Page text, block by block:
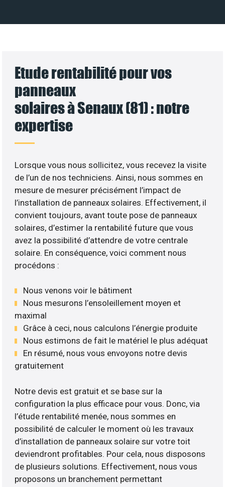
Etude rentabilité pour vos
panneaux
solaires à Senaux (81) : notre
expertise
Lorsque vous nous sollicitez, vous recevez la visite
de l’un de nos techniciens. Ainsi, nous sommes en
mesure de mesurer précisément l’impact de
l’installation de panneaux solaires. Effectivement, il
convient toujours, avant toute pose de panneaux
solaires, d’estimer la rentabilité future que vous
avez la possibilité d’attendre de votre centrale
solaire. En conséquence, voici comment nous
procédons :
Nous venons voir le bâtiment
Nous mesurons l’ensoleillement moyen et
maximal
Grâce à ceci, nous calculons l’énergie produite
Nous estimons de fait le matériel le plus adéquat
En résumé, nous vous envoyons notre devis
gratuitement
Notre devis est gratuit et se base sur la
configuration la plus efficace pour vous. Donc, via
l’étude rentabilité menée, nous sommes en
possibilité de calculer le moment où les travaux
d’installation de panneaux solaire sur votre toit
deviendront profitables. Pour cela, nous disposons
de plusieurs solutions. Effectivement, nous vous
proposons un branchement permettant